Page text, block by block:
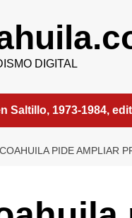
DIGITAL
Saltillo, 1973-1984,
PIDE AMPLIAR